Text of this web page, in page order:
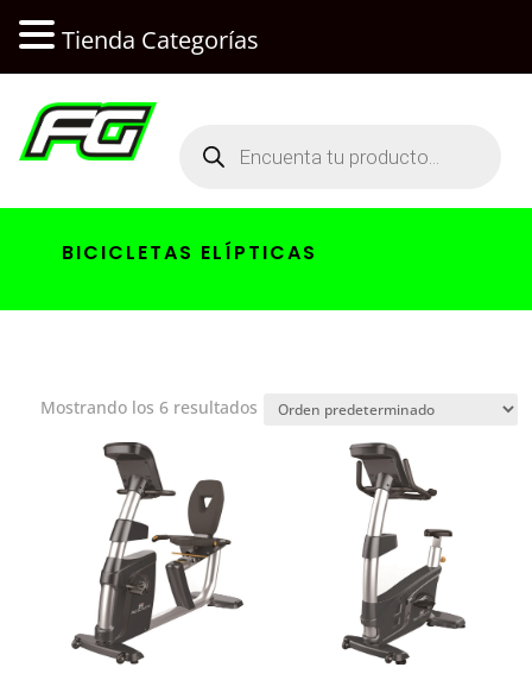
productos
BICICLETAS ELÍPTICAS
Mostrando los 6 resultados
Tienda Categorías